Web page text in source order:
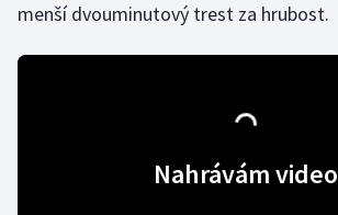
Krasobruslení
Moderní pětiboj
menší dvouminutový trest za hrubost.
Nahrávám video